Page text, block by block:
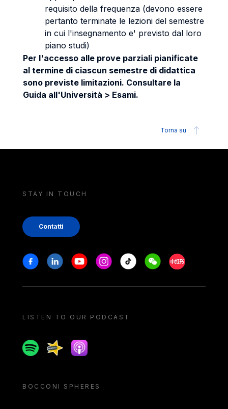
requisito della frequenza (devono essere
pertanto terminate le lezioni del semestre
in cui l'insegnamento e' previsto dal loro
piano studi)
Per l'accesso alle prove parziali pianificate
al termine di ciascun semestre di didattica
sono previste limitazioni. Consultare la
Guida all'Università > Esami.
Torna su
STAY IN TOUCH
Contatti
Stay in touch
FacebookLinkedinYoutubeInstagram
Tiktok WeechatXiaohongshu/
LISTEN TO OUR PODCAST
SpotifySpreakerApple podcast
BOCCONI SPHERES